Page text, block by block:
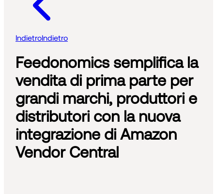
IndietroIndietro
Feedonomics semplifica la
vendita di prima parte per
grandi marchi, produttori e
distributori con la nuova
integrazione di Amazon
Vendor Central